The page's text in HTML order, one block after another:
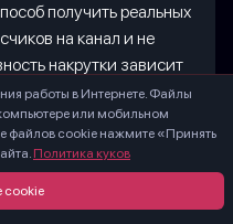
получить реальных
на канал и не
накрутки зависит
концепции
В
не принесут
вовлеченности
будут потрачены в
работы в Интернете. Файлы
или мобильном
файлов cookie нажмите «Принять
Политика куков
cookie